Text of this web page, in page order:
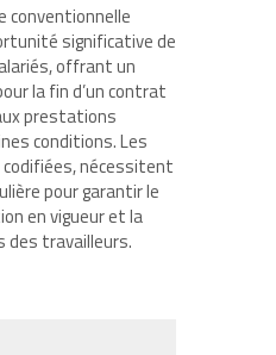
conventionnelle
significative de
offrant un
la fin d’un contrat
prestations
conditions. Les
nécessitent
pour garantir le
en vigueur et la
travailleurs.